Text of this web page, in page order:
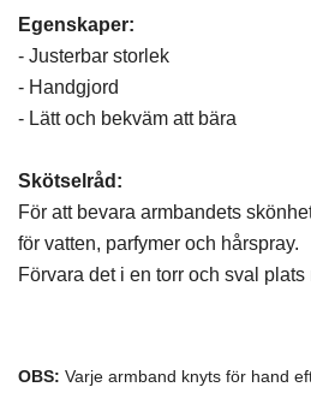
Egenskaper:
- Justerbar storlek
- Handgjord
- Lätt och bekväm att bära
Skötselråd:
För att bevara armbandets
för vatten, parfymer och hårspray.
Förvara det i en torr och sval
OBS: Varje armband knyts för hand